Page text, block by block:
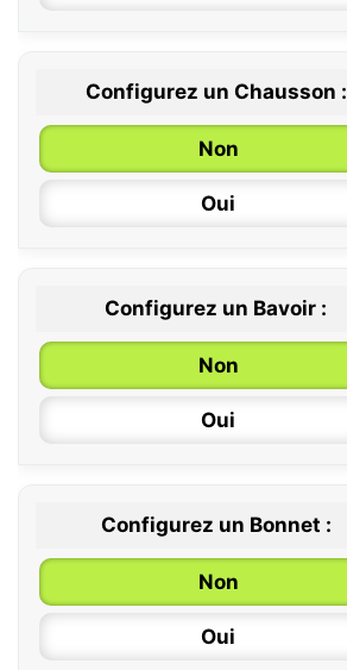
0 / 6 mois
6 / 12 mois
12 / 18 mois
Configurez un Chausson :
Non
Oui
Configurez un Bavoir :
Non
Oui
Configurez un Bonnet :
Non
Oui